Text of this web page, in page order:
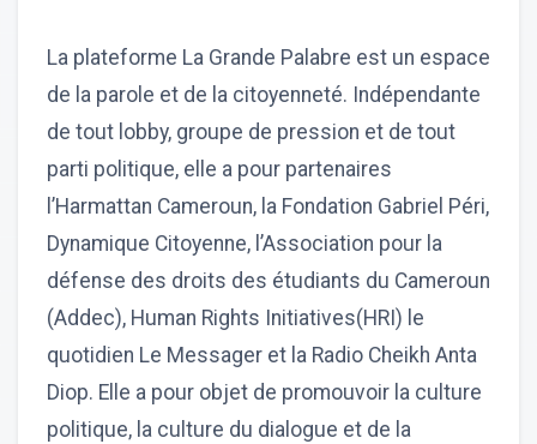
La plateforme La Grande Palabre est un espace
de la parole et de la citoyenneté. Indépendante
de tout lobby, groupe de pression et de tout
parti politique, elle a pour partenaires
l’Harmattan Cameroun, la Fondation Gabriel Péri,
Dynamique Citoyenne, l’Association pour la
défense des droits des étudiants du Cameroun
(Addec), Human Rights Initiatives(HRI) le
quotidien Le Messager et la Radio Cheikh Anta
Diop. Elle a pour objet de promouvoir la culture
politique, la culture du dialogue et de la